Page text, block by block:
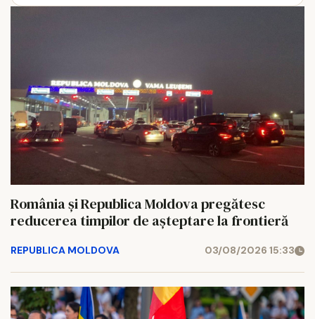
România și Republica Moldova pregătesc
reducerea timpilor de așteptare la frontieră
REPUBLICA MOLDOVA 03/08/2026 15:33